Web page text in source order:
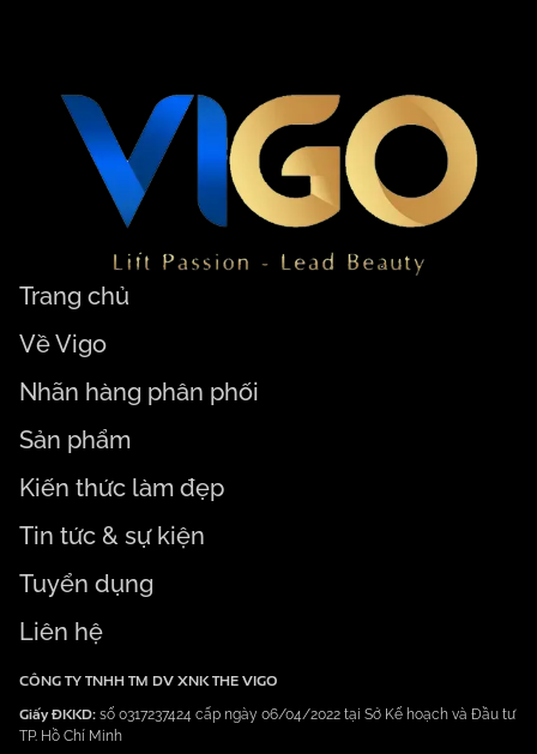
Trang chủ
Về Vigo
Nhãn hàng phân phối
Sản phẩm
Kiến thức làm đẹp
Tin tức & sự kiện
Tuyển dụng
Liên hệ
CÔNG TY TNHH TM DV XNK THE VIGO
Giấy ĐKKD: số 0317237424 cấp ngày 06/04/2022 tại Sở Kế hoạch và Đầu tư
TP. Hồ Chí Minh